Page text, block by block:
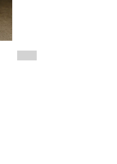
Inspection et